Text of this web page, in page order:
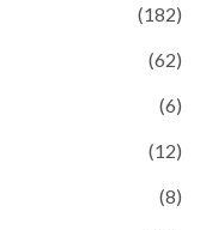
(182)
(62)
(6)
(12)
(8)